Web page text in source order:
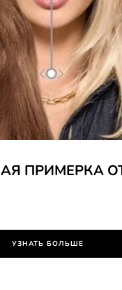
ПРИМЕРКА
УЗНАТЬ БОЛЬШЕ